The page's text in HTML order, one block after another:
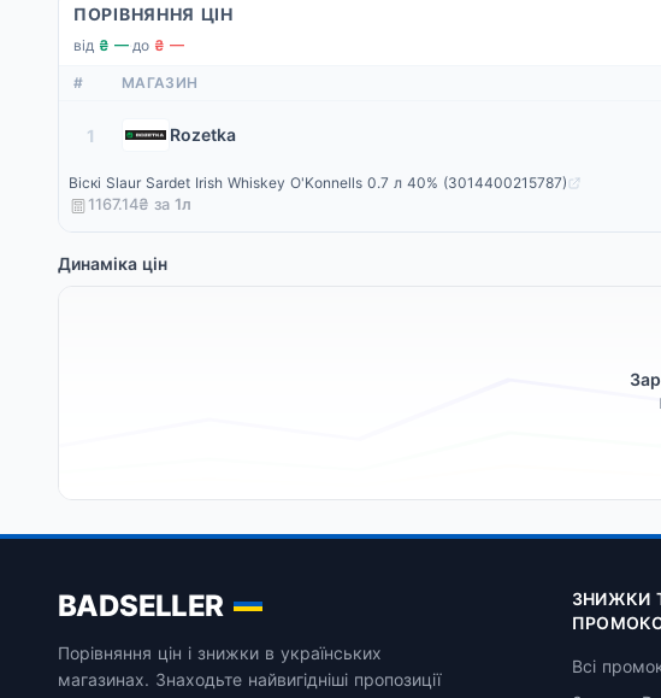
ПОРІВНЯННЯ ЦІН
від ₴ —·до ₴ —
# МАГАЗИН
1 Rozetka
Віскі Slaur Sardet Irish Whiskey O'Konnells 0.7 л 40% (3014400215787)
1167.14₴ за 1л
Динаміка цін
BADSELLER
Порівняння цін і знижки в українських
магазинах. Знаходьте найвигідніші пропозиції
ЗНИЖКИ
Всі